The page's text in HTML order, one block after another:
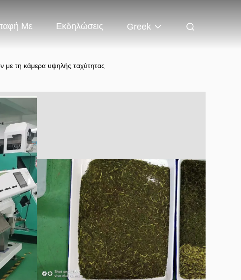
Με Εκδηλώσεις Greek
με τη κάμερα υψηλής ταχύτητας